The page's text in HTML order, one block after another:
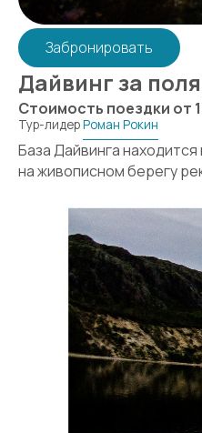
Забронировать
Дайвинг за
Стоимость поездки от
Тур-лидерРоман Рокин
База Дайвинга
на живописном берегу